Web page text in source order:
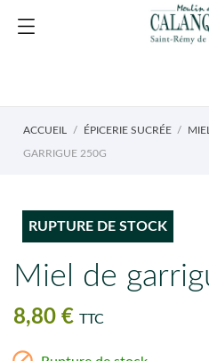
ACCUEIL ÉPICERIE SUCRÉE
GARRIGUE 250G
RUPTURE DE STOCK
Miel de
8,80 € TTC